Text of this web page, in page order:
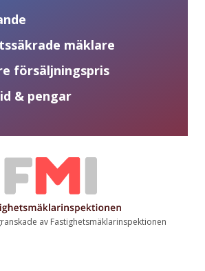
mäklare
försäljningspris
& pengar
av Fastighetsmäklarinspektionen